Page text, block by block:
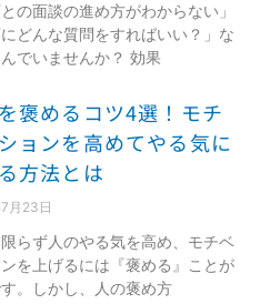
との面談の進め方がわからない」
にどんな質問をすればいい？」な
でいませんか？ 効果
褒めるコツ4選！モチ
ョンを高めてやる気に
方法とは
月23日
らず人のやる気を高め、モチベ
を上げるには『褒める』ことが
。しかし、人の褒め方